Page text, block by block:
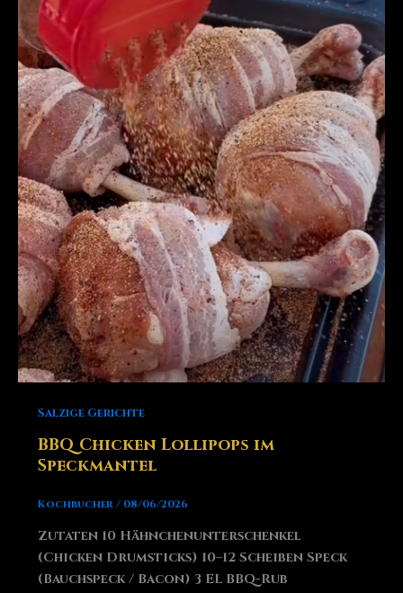
Salzige Gerichte
BBQ Chicken Lollipops im
Speckmantel
Kochbucher/ 08/06/2026
Zutaten 10 Hähnchenunterschenkel
(Chicken Drumsticks) 10–12 Scheiben Speck
(Bauchspeck / Bacon) 3 EL BBQ-Rub